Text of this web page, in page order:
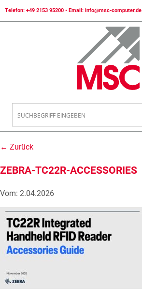
Telefon: +49 2153 95200 • Email: info@msc-computer.de
← Zurück
ZEBRA-TC22R-ACCESSORIES
Vom: 2.04.2026